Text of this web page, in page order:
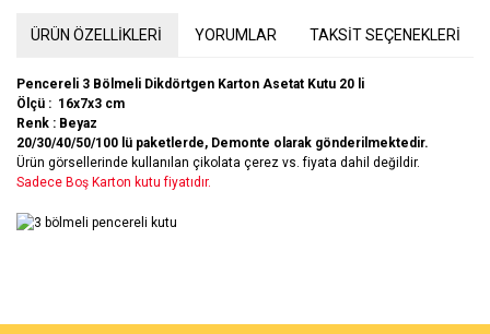
ÜRÜN ÖZELLİKLERİ YORUMLAR TAKSİT SEÇENEKLERİ
Pencereli 3 Bölmeli Dikdörtgen Karton Asetat Kutu 20 li
Ölçü : 16x7x3 cm
Renk : Beyaz
20/30/40/50/100 lü paketlerde, Demonte olarak gönderilmektedir.
Ürün görsellerinde kullanılan çikolata çerez vs. fiyata dahil değildir.
Sadece Boş Karton kutu fiyatıdır.